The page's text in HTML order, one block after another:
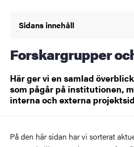
Sidans innehåll
Forskargrupper
Här ger vi en samlad
som pågår på institutionen,
interna och externa
På den här sidan har vi sorterat